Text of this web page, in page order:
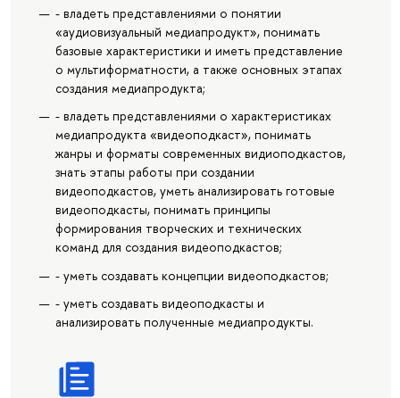
- владеть представлениями о понятии
«аудиовизуальный медиапродукт», понимать
базовые характеристики и иметь представление
о мультиформатности, а также основных этапах
создания медиапродукта;
- владеть представлениями о характеристиках
медиапродукта «видеоподкаст», понимать
жанры и форматы современных видиоподкастов,
знать этапы работы при создании
видеоподкастов, уметь анализировать готовые
видеоподкасты, понимать принципы
формирования творческих и технических
команд для создания видеоподкастов;
- уметь создавать концепции видеоподкастов;
- уметь создавать видеоподкасты и
анализировать полученные медиапродукты.